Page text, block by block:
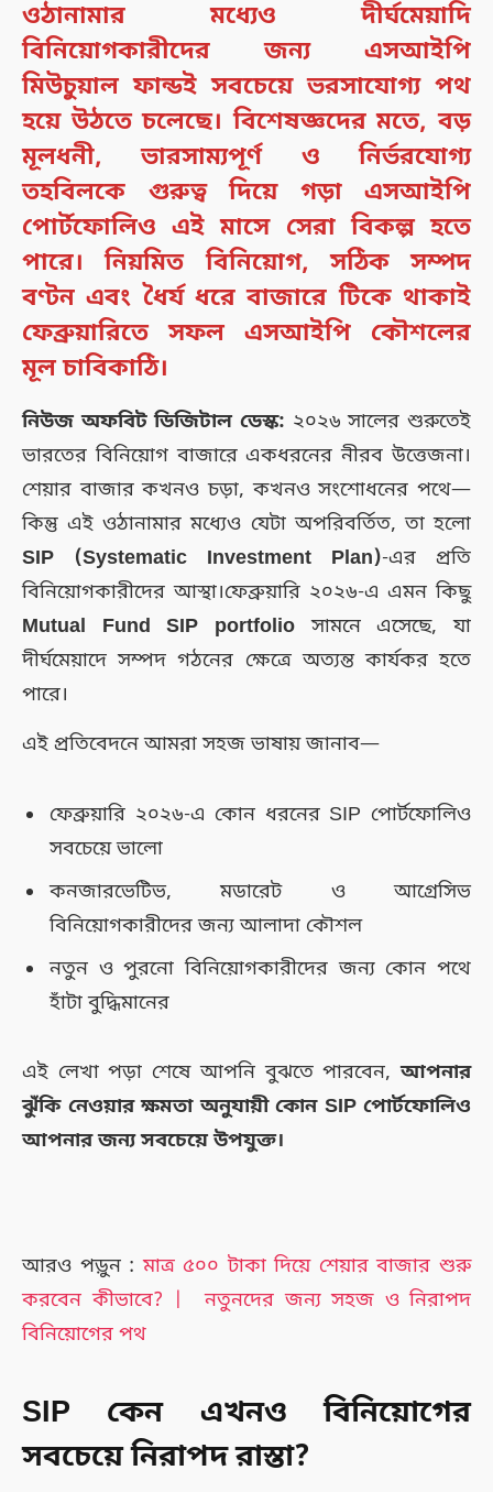
ওঠানামার মধ্যেও দীর্ঘমেয়াদি
বিনিয়োগকারীদের জন্য এসআইপি
মিউচুয়াল ফান্ডই সবচেয়ে ভরসাযোগ্য পথ
হয়ে উঠতে চলেছে। বিশেষজ্ঞদের মতে, বড়
মূলধনী, ভারসাম্যপূর্ণ ও নির্ভরযোগ্য
তহবিলকে গুরুত্ব দিয়ে গড়া এসআইপি
পোর্টফোলিও এই মাসে সেরা বিকল্প হতে
পারে। নিয়মিত বিনিয়োগ, সঠিক সম্পদ
বণ্টন এবং ধৈর্য ধরে বাজারে টিকে থাকাই
ফেব্রুয়ারিতে সফল এসআইপি কৌশলের
মূল চাবিকাঠি।
নিউজ অফবিট ডিজিটাল ডেস্ক: ২০২৬ সালের শুরুতেই
ভারতের বিনিয়োগ বাজারে একধরনের নীরব উত্তেজনা।
শেয়ার বাজার কখনও চড়া, কখনও সংশোধনের পথে—
কিন্তু এই ওঠানামার মধ্যেও যেটা অপরিবর্তিত, তা হলো
SIP (Systematic Investment Plan)-এর প্রতি
বিনিয়োগকারীদের আস্থা।ফেব্রুয়ারি ২০২৬-এ এমন কিছু
Mutual Fund SIP portfolio সামনে এসেছে, যা
দীর্ঘমেয়াদে সম্পদ গঠনের ক্ষেত্রে অত্যন্ত কার্যকর হতে
পারে।
এই প্রতিবেদনে আমরা সহজ ভাষায় জানাব—
ফেব্রুয়ারি ২০২৬-এ কোন ধরনের SIP পোর্টফোলিও
সবচেয়ে ভালো
কনজারভেটিভ, মডারেট ও আগ্রেসিভ
বিনিয়োগকারীদের জন্য আলাদা কৌশল
নতুন ও পুরনো বিনিয়োগকারীদের জন্য কোন পথে
হাঁটা বুদ্ধিমানের
এই লেখা পড়া শেষে আপনি বুঝতে পারবেন,আপনার
ঝুঁকি নেওয়ার ক্ষমতা অনুযায়ী কোন SIP পোর্টফোলিও
আপনার জন্য সবচেয়ে উপযুক্ত।
আরও পড়ুন :মাত্র ৫০০ টাকা দিয়ে শেয়ার বাজার শুরু
করবেন কীভাবে? | নতুনদের জন্য সহজ ও নিরাপদ
বিনিয়োগের পথ
SIP কেন এখনও বিনিয়োগের
সবচেয়ে নিরাপদ রাস্তা?